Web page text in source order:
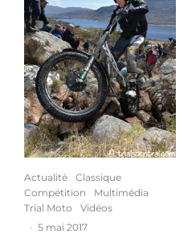
Actualité
Classique
Compétition
Multimédia
Trial Moto
Vidéos
· 5 mai 2017